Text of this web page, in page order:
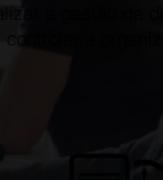
a gestão de
a